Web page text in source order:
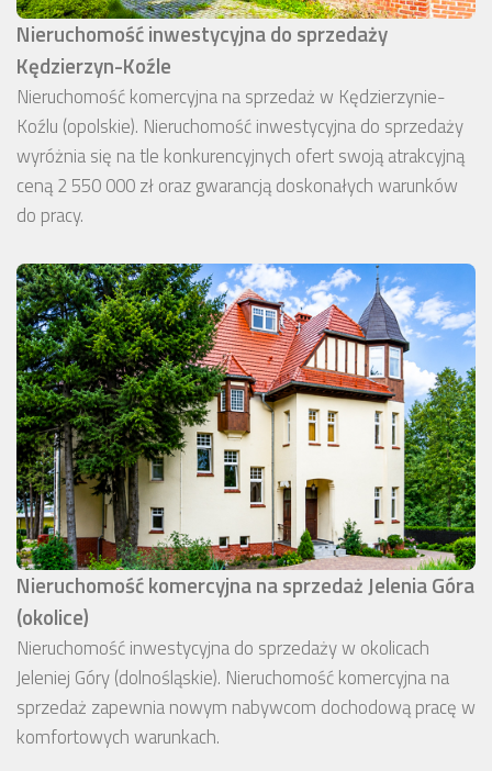
Nieruchomość inwestycyjna do sprzedaży
Kędzierzyn-Koźle
Nieruchomość komercyjna na sprzedaż w Kędzierzynie-
Koźlu (opolskie). Nieruchomość inwestycyjna do sprzedaży
wyróżnia się na tle konkurencyjnych ofert swoją atrakcyjną
ceną 2 550 000 zł oraz gwarancją doskonałych warunków
do pracy.
Nieruchomość komercyjna na sprzedaż Jelenia Góra
(okolice)
Nieruchomość inwestycyjna do sprzedaży w okolicach
Jeleniej Góry (dolnośląskie). Nieruchomość komercyjna na
sprzedaż zapewnia nowym nabywcom dochodową pracę w
komfortowych warunkach.